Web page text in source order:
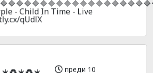
- Child In Time - Live
qUdlX
преди 10